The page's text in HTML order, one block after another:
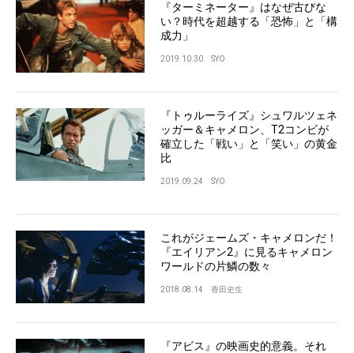
『ターミネーター』はなぜ古びな
い？時代を超越する「恐怖」と「構
成力」
2019.10.30 SYO
『トゥルーライズ』シュワルツェネ
ッガー＆キャメロン、T2コンビが
確立した「戦い」と「笑い」の黄金
比
2019.09.24 SYO
これがジェームズ・キャメロンだ！
『エイリアン2』に見るキャメロン
ワールドの片鱗の数々
2018.08.14 香田史生
『アビス』の映画史的意義。それ